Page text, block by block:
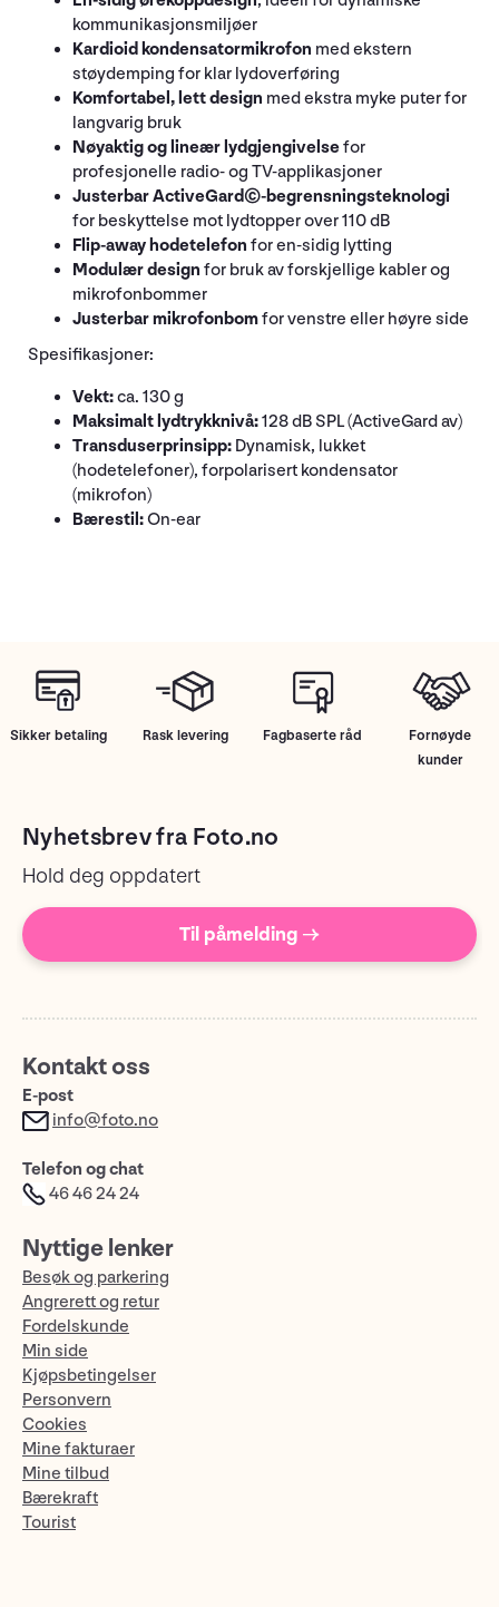
kommunikasjonsmiljøer
Kardioid kondensatormikrofon med ekstern
støydemping for klar lydoverføring
Komfortabel, lett design med ekstra myke puter for
langvarig bruk
Nøyaktig og lineær lydgjengivelsefor
profesjonelle radio- og TV-applikasjoner
Justerbar ActiveGard©-begrensningsteknologi
for beskyttelse mot lydtopper over 110 dB
Flip-away hodetelefon for en-sidig lytting
Modulær design for bruk av forskjellige kabler og
mikrofonbommer
Justerbar mikrofonbomfor venstre eller høyre side
Spesifikasjoner:
Vekt:ca. 130 g
Maksimalt lydtrykknivå:128 dB SPL (ActiveGard av)
Transduserprinsipp: Dynamisk, lukket
(hodetelefoner), forpolarisert kondensator
(mikrofon)
Bærestil:On-ear
Sikker betaling Rask levering Fagbaserte råd
Fornøyde
kunder
Nyhetsbrev fra Foto.no
Hold deg oppdatert
Til påmelding →
Kontakt oss
E-post
info@foto.no
Telefon og chat
46 46 24 24
Nyttige lenker
Besøk og parkering
Angrerett og retur
Fordelskunde
Min side
Kjøpsbetingelser
Personvern
Cookies
Mine fakturaer
Mine tilbud
Bærekraft
Tourist